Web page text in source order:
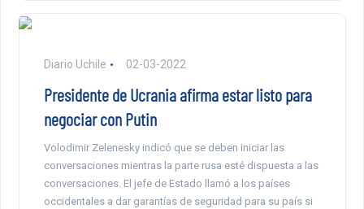
Diario Uchile 02-03-2022
Presidente de Ucrania afirma estar listo para
negociar con Putin
Volodimir Zelenesky indicó que se deben iniciar las
conversaciones mientras la parte rusa esté dispuesta a las
conversaciones. El jefe de Estado llamó a los países
occidentales a dar garantías de seguridad para su país si